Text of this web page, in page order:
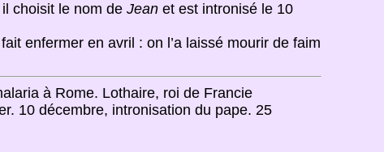
choisit le nom de Jeanet est intronisé le 10
fait enfermer en avril : on l’a laissé mourir de faim
à Rome. Lothaire, roi de Francie
10 décembre, intronisation du pape. 25